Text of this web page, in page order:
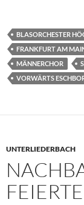
BLASORCHESTER
FRANKFURT AM
MÄNNERCHOR
VORWÄRTS
UNTERLIEDERBACH